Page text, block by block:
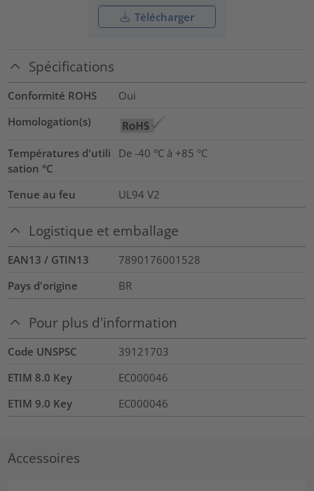
Télécharger
Spécifications
Conformité ROHS
Oui
Homologation(s)
Températures d'utili
sation °C
De -40 °C à +85 °C
Tenue au feu UL94 V2
Logistique et emballage
EAN13 / GTIN13
7890176001528
Pays d'origine
BR
Pour plus d'information
Code UNSPSC
39121703
ETIM 8.0 Key
EC000046
ETIM 9.0 Key
EC000046
Accessoires